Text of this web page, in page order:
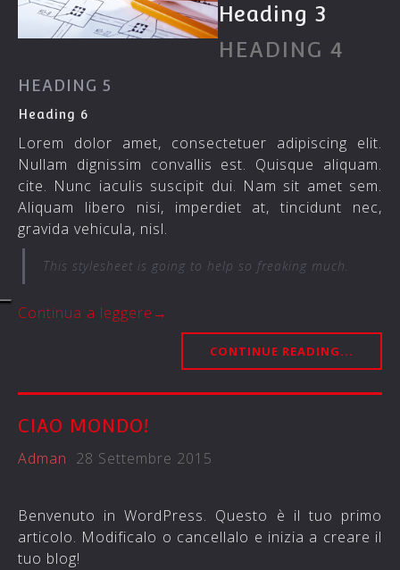
Heading 3
HEADING 4
HEADING 5
Heading 6
Lorem dolor amet, consectetuer adipiscing elit.
Nullam dignissim convallis est. Quisque aliquam.
cite. Nunc iaculis suscipit dui. Nam sit amet sem.
Aliquam libero nisi, imperdiet at, tincidunt nec,
gravida vehicula, nisl.
This stylesheet is going to help so freaking much.
Continua a leggere →
CONTINUE READING...
CIAO MONDO!
Adman 28 Settembre 2015
Benvenuto in WordPress. Questo è il tuo primo
articolo. Modificalo o cancellalo e inizia a creare il
tuo blog!